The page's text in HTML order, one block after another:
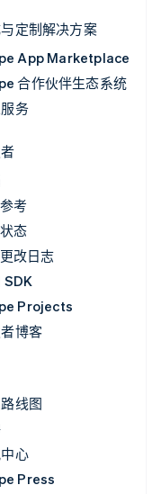
定制解决方案
App Marketplace
合作伙伴生态系统
务
考
态
改日志
SDK
Projects
博客
线图
心
Press